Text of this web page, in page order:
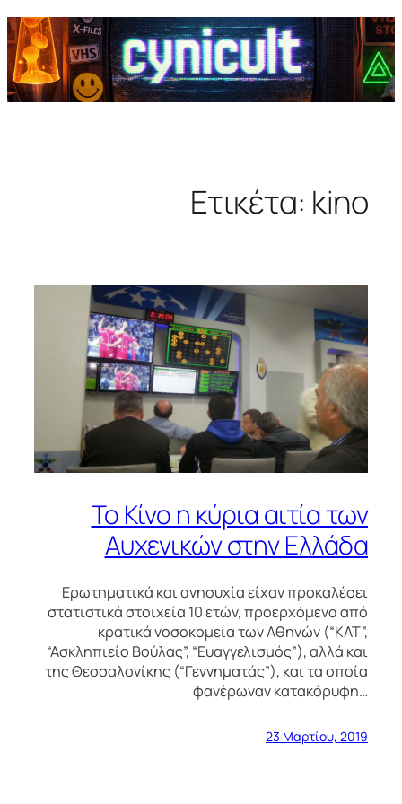
Ετικέτα: kino
Το Κίνο η κύρια αιτία των
Αυχενικών στην Ελλάδα
Ερωτηματικά και ανησυχία είχαν προκαλέσει
στατιστικά στοιχεία 10 ετών, προερχόμενα από
κρατικά νοσοκομεία των Αθηνών (“ΚΑΤ”,
“Ασκληπιείο Βούλας”, “Ευαγγελισμός”), αλλά και
της Θεσσαλονίκης (“Γεννηματάς”), και τα οποία
φανέρωναν κατακόρυφη…
23 Μαρτίου, 2019